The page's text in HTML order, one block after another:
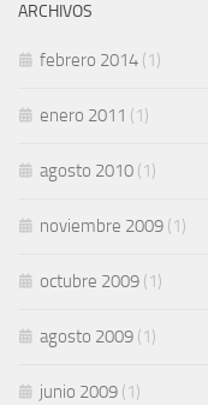
ARCHIVOS
febrero 2014 (1)
enero 2011 (1)
agosto 2010 (1)
noviembre 2009 (1)
octubre 2009 (1)
agosto 2009 (1)
junio 2009 (1)